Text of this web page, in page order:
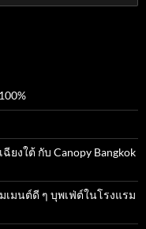
ยงใต้ กับ Canopy Bangkok
มนต์ดี ๆ บุพเฟ่ต์ในโรงแรม